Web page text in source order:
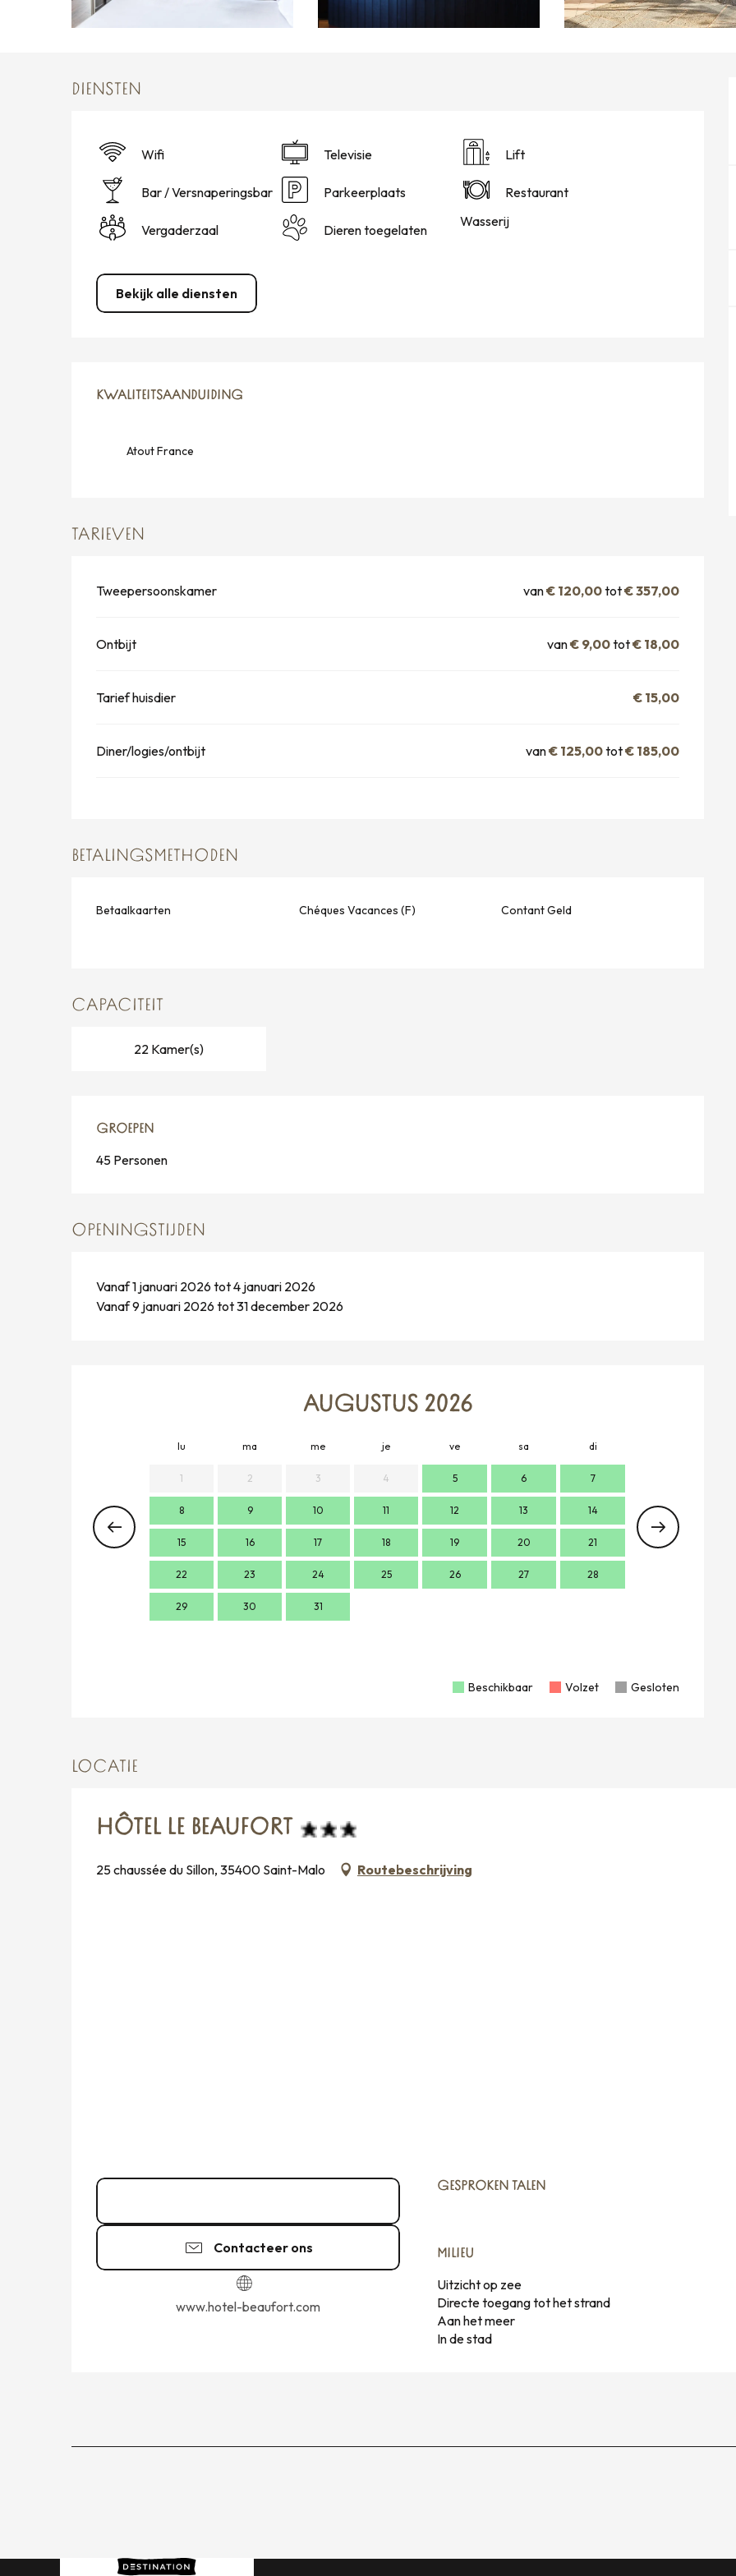
DIENSTEN
Wifi Televisie Lift
Bar / Versnaperingsbar Parkeerplaats Restaurant
Vergaderzaal Dieren toegelaten
Wasserij
Bekijk alle diensten
DIENSTVERLENING
KWALITEITSAANDUIDING
KWALITEITSAANDUIDING
Atout France
TARIEVEN
Tweepersoonskamer van€ 120,00tot€ 357,00
Ontbijt van€ 9,00tot€ 18,00
Tarief huisdier € 15,00
Diner/logies/ontbijt van€ 125,00tot€ 185,00
BETALINGSMETHODEN
Betaalkaarten Chéques Vacances (F) Contant Geld
CAPACITEIT
22 Kamer(s)
GROEPEN
GROEPEN
45 Personen
OPENINGSTIJDEN
Vanaf 1 januari 2026 tot 4 januari 2026
Vanaf 9 januari 2026 tot 31 december 2026
AUGUSTUS 2026
lu ma me je ve sa di
1 2 3 4 5 6 7
8 9 10 11 12 13 14
15 16 17 18 19 20 21
22 23 24 25 26 27 28
29 30 31
2
9
Beschikbaar Volzet Gesloten
LOCATIE
HÔTEL LE BEAUFORT
25 chaussée du Sillon, 35400 Saint-Malo Routebeschrijving
Contacteer ons
www.hotel-beaufort.com
GESPROKEN TALEN
GESPROKEN TALEN
MILIEU
MILIEU
Uitzicht op zee
Directe toegang tot het strand
Aan het meer
In de stad